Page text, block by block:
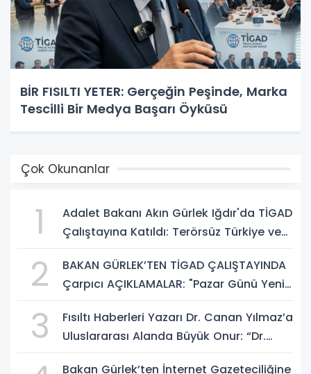
BİR FISILTI YETER: Gerçeğin Peşinde, Marka
Tescilli Bir Medya Başarı Öyküsü
Çok Okunanlar
1
Adalet Bakanı Akın Gürlek Iğdır'da TİGAD
Çalıştayına Katıldı: Terörsüz Türkiye ve
2
BAKAN GÜRLEK’TEN TİGAD ÇALIŞTAYINDA
Çarpıcı AÇIKLAMALAR: "Pazar Günü Yeni
3
Fısıltı Haberleri Yazarı Dr. Canan Yılmaz’a
Uluslararası Alanda Büyük Onur: “Dr.
Bakan Gürlek’ten İnternet Gazeteciliğine